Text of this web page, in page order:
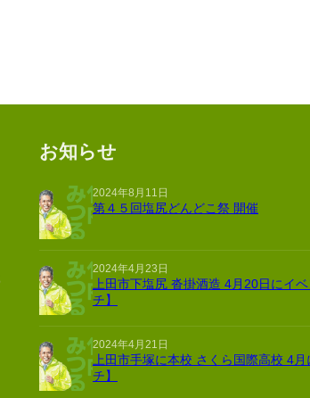
お知らせ
2024年8月11日
第４５回塩尻どんどこ祭 開催
2024年4月23日
上田市下塩尻 沓掛酒造 4月20日にイ
チ】
2024年4月21日
上田市手塚に本校 さくら国際高校 4
チ】